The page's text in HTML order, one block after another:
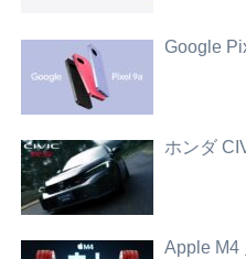
Google
ホンダ
Apple M4